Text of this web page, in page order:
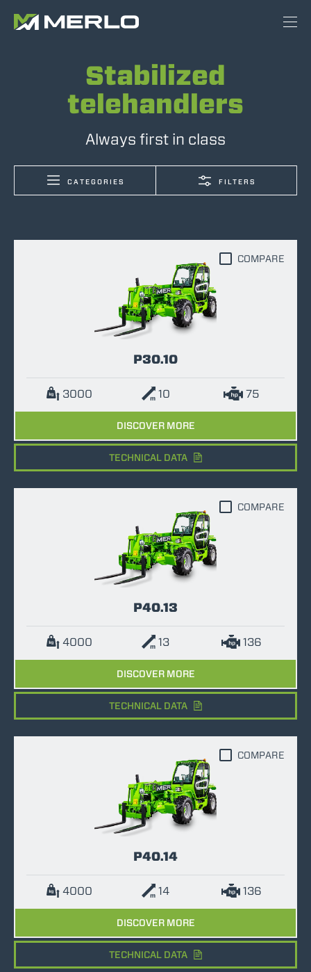
Stabilized
telehandlers
Always first in class
CATEGORIES FILTERS
P30.10
3000 10 75
DISCOVER MORE
COMPARE
TECHNICAL DATA
P40.13
4000 13 136
DISCOVER MORE
COMPARE
TECHNICAL DATA
P40.14
4000 14 136
DISCOVER MORE
COMPARE
TECHNICAL DATA